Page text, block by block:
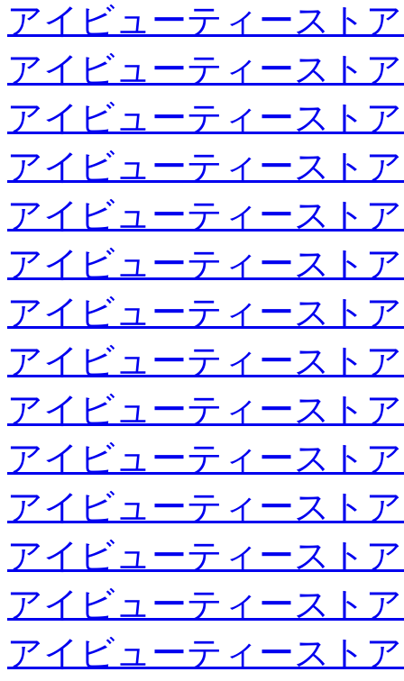
アイビューティースト
アイビューティースト
アイビューティースト
アイビューティースト
アイビューティースト
アイビューティースト
アイビューティースト
アイビューティースト
アイビューティースト
アイビューティースト
アイビューティースト
アイビューティースト
アイビューティースト
アイビューティースト